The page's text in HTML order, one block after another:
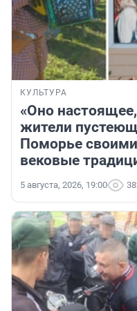
КУЛЬТУРА
«Оно
жители
Поморье
вековые
5 августа, 2026, 19:00